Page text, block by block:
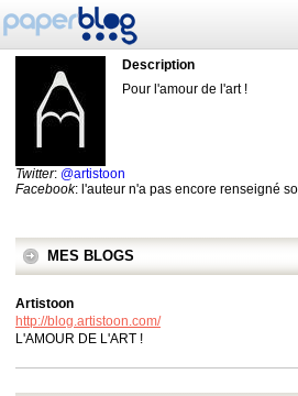
Description
Pour l'amour de l'art !
Twitter: @artistoon
Facebook: l'auteur n'a pas encore renseigné
MES BLOGS
Artistoon
http://blog.artistoon.com/
L'AMOUR DE L'ART !